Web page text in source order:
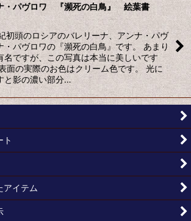
・パヴロワ 『瀕死の白鳥』 絵葉書
初頭のロシアのバレリーナ、アンナ・パヴ
・パヴロワの『瀕死の白鳥』です。 あまり
名ですが、この写真は本当に美しいです
面の実際のお色はクリーム色です。 光に
と影の濃い部分…
ト
アイテム